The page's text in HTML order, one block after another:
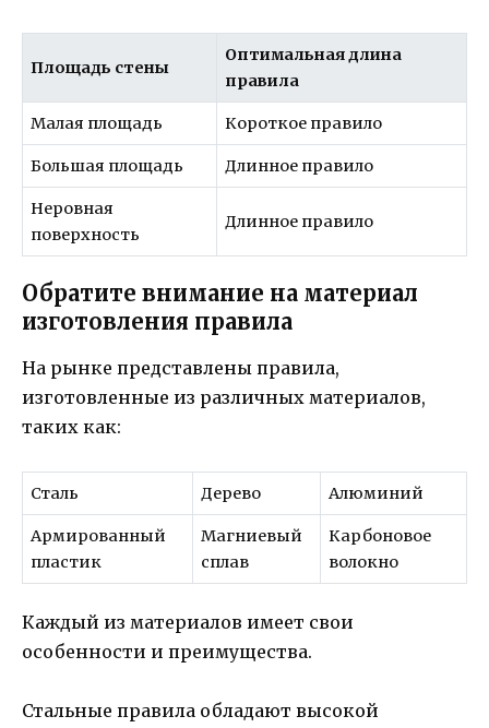
Площадь стены
Оптимальная длина
правила
Малая площадь Короткое правило
Большая площадь Длинное правило
Неровная
поверхность
Длинное правило
Обратите внимание на материал
изготовления правила
На рынке представлены правила,
изготовленные из различных материалов,
таких как:
Сталь Дерево Алюминий
Армированный
пластик
Магниевый
сплав
Карбоновое
волокно
Каждый из материалов имеет свои
особенности и преимущества.
Стальные правила обладают высокой